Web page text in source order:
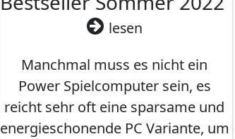
lesen
Manchmal muss es nicht ein
Power Spielcomputer sein, es
reicht sehr oft eine sparsame und
energieschonende PC Variante, um